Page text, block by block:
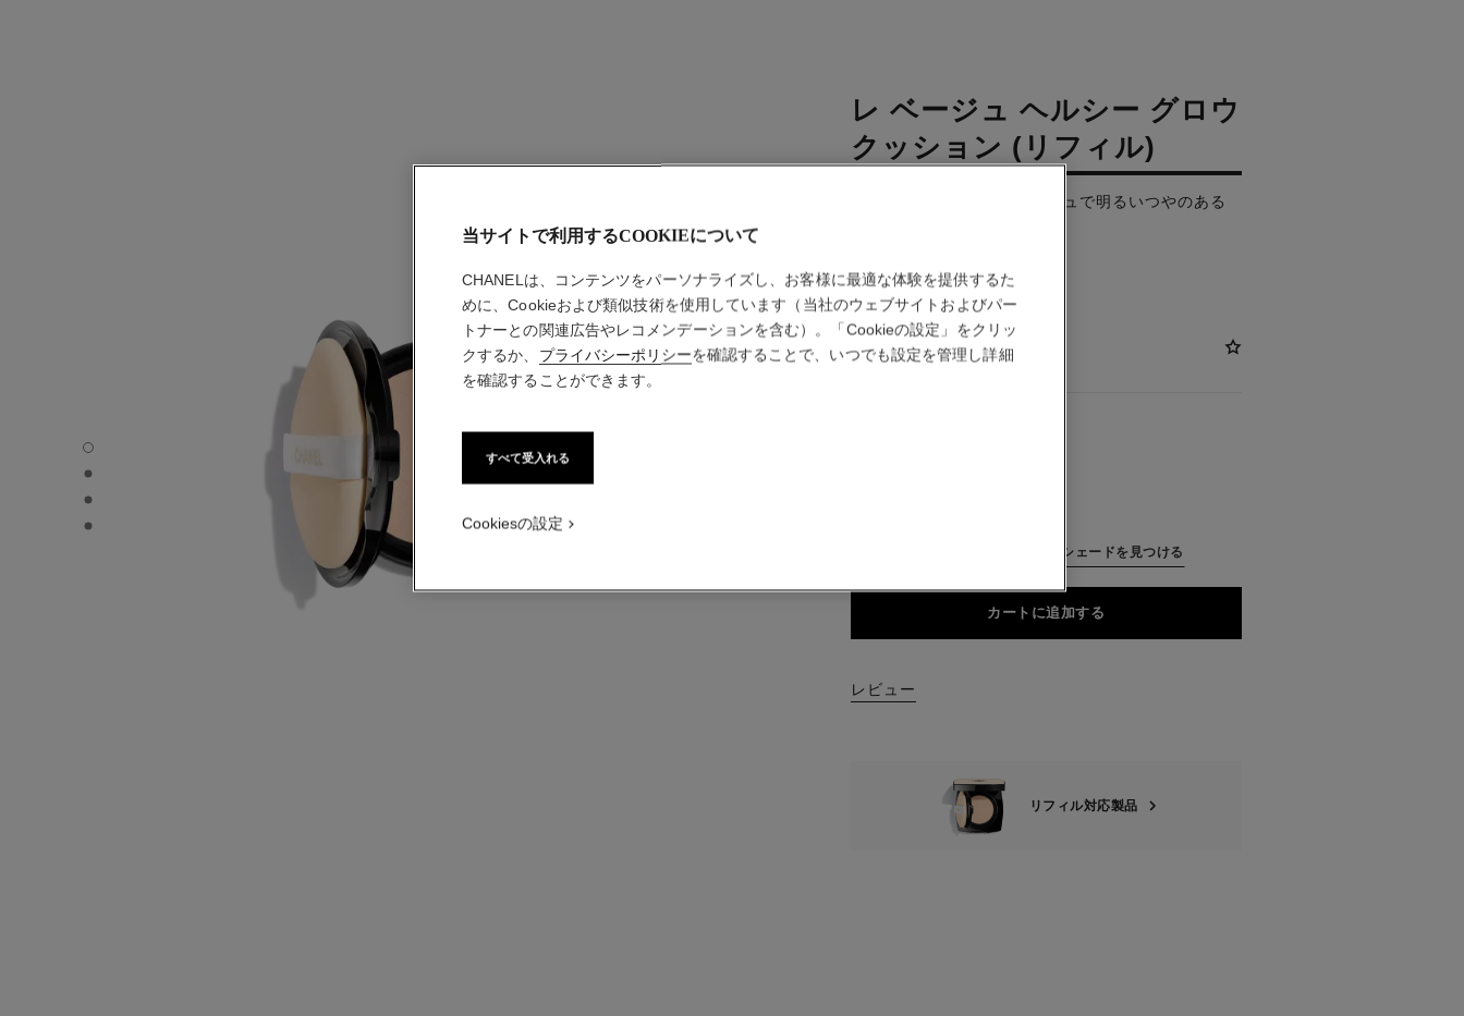
レ ベージュ ヘルシー グロウ クッション (リフィル) - デフォルトのビュー
レ ベージュ ヘルシー グロウ クッション (リフィル) - オルタナティブの画像 1
レ ベージュ ヘルシー グロウ クッション (リフィル) - ベーシック テクスチャー画像
レ ベージュ ヘルシー グロウ クッション (リフィル) - product.packShot.APPLICATION_VISUAL_1
レ ベージュ ヘルシー グロウ
クッション (リフィル)
ファンデーション（フレッシュで明るいつやのある
品番 185422
¥ 8,250
税込価格
カメラで読み取ってぴったりのシェードを見つける
カートに追加する
レビュー
リフィル対応製品
当サイトで利用するCOOKIEについて
CHANELは、コンテンツをパーソナライズし、お客様に最適な体験を提供するた
めに、Cookieおよび類似技術を使用しています（当社のウェブサイトおよびパー
トナーとの関連広告やレコメンデーションを含む）。「Cookieの設定」をクリッ
クするか、 プライバシーポリシーを確認することで、いつでも設定を管理し詳細
を確認することができます。
すべて受入れる
Cookiesの設定